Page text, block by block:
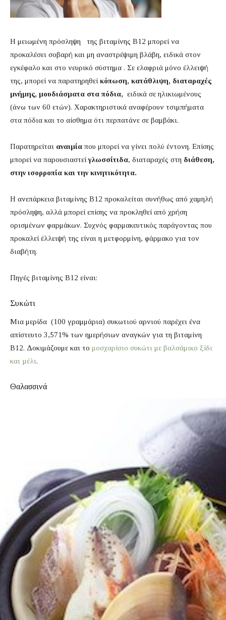
Η μειωμένη πρόσληψη της βιταμίνης Β12 μπορεί να
προκαλέσει σοβαρή και μη αναστρέψιμη βλάβη, ειδικά στον
εγκέφαλο και στο νευρικό σύστημα . Σε ελαφριά μόνο έλλειψή
της, μπορεί να παρατηρηθεί κόπωση, κατάθλιψη, διαταραχές
μνήμης, μουδιάσματα στα πόδια, ειδικά σε ηλικιωμένους
(άνω των 60 ετών). Χαρακτηριστικά αναφέρουν τσιμπήματα
στα πόδια και το αίσθημα ότι περπατάνε σε βαμβάκι.
Παρατηρείται αναιμία που μπορεί να γίνει πολύ έντονη. Επίσης
μπορεί να παρουσιαστείγλωσσίτιδα, διαταραχές στη διάθεση,
στην ισορροπία και την κινητικότητα.
Η ανεπάρκεια βιταμίνης Β12 προκαλείται συνήθως από χαμηλή
πρόσληψη, αλλά μπορεί επίσης να προκληθεί από χρήση
ορισμένων φαρμάκων. Συχνός φαρμακευτικός παράγοντας που
προκαλεί έλλειψή της είναι η μετφορμίνη, φάρμακο για τον
διαβήτη.
Πηγές βιταμίνης Β12 είναι:
Συκώτι
Μια μερίδα (100 γραμμάρια) συκωτιού αρνιού παρέχει ένα
απίστευτο 3,571% των ημερήσιων αναγκών για τη βιταμίνη
Β12. Δοκιμάζουμε και το μοσχαρίσιο συκώτι με βαλσάμικο ξίδι
και µέλι.
Θαλασσινά